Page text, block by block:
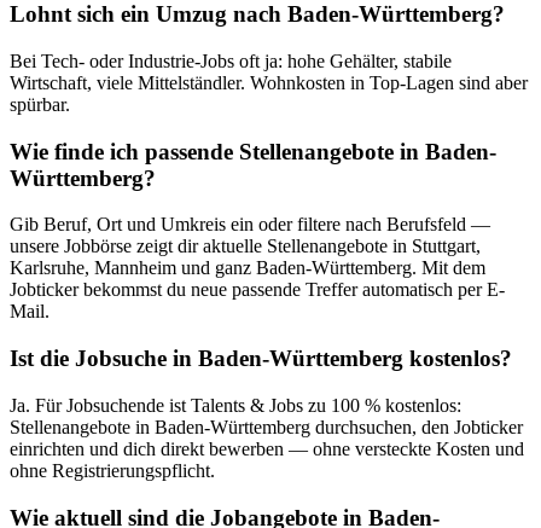
Lohnt sich ein Umzug nach Baden-Württemberg?
Bei Tech- oder Industrie-Jobs oft ja: hohe Gehälter, stabile
Wirtschaft, viele Mittelständler. Wohnkosten in Top-Lagen sind aber
spürbar.
Wie finde ich passende Stellenangebote in Baden-
Württemberg?
Gib Beruf, Ort und Umkreis ein oder filtere nach Berufsfeld —
unsere Jobbörse zeigt dir aktuelle Stellenangebote in Stuttgart,
Karlsruhe, Mannheim und ganz Baden-Württemberg. Mit dem
Jobticker bekommst du neue passende Treffer automatisch per E-
Mail.
Ist die Jobsuche in Baden-Württemberg kostenlos?
Ja. Für Jobsuchende ist Talents & Jobs zu 100 % kostenlos:
Stellenangebote in Baden-Württemberg durchsuchen, den Jobticker
einrichten und dich direkt bewerben — ohne versteckte Kosten und
ohne Registrierungspflicht.
Wie aktuell sind die Jobangebote in Baden-